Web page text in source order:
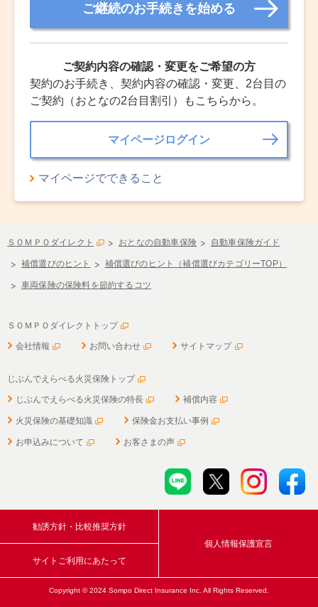
ご継続のお手続きを始める
ご契約内容の確認・変更をご希望の方
契約のお手続き、契約内容の確認・変更、2台目の
ご契約（おとなの2台目割引）もこちらから。
マイページログイン
マイページでできること
ＳＯＭＰＯダイレクト おとなの自動車保険 自動車保険ガイド
補償選びのヒント 補償選びのヒント（補償選びカテゴリーTOP）
車両保険の保険料を節約するコツ
ＳＯＭＰＯダイレクトトップ
会社情報 お問い合わせ サイトマップ
じぶんでえらべる火災保険トップ
じぶんでえらべる火災保険の特長 補償内容
火災保険の基礎知識 保険金お支払い事例
お申込みについて お客さまの声
勧誘方針・比較推奨方針
個人情報保護宣言
サイトご利用にあたって
Copyright © 2024 Sompo Direct Insurance Inc. All Rights Reserved.